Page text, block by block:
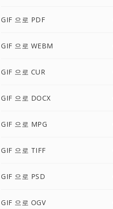
GIF 으로 PDF
GIF 으로 WEBM
GIF 으로 CUR
GIF 으로 DOCX
GIF 으로 MPG
GIF 으로 TIFF
GIF 으로 PSD
GIF 으로 OGV